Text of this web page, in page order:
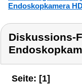
Endoskopkamera
Diskussions-
Seite: [1]